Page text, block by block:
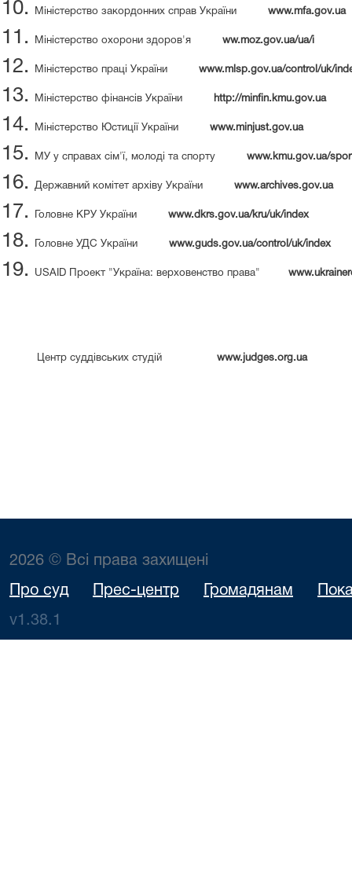
Міністерство закордонних справ України www.mfa.gov.ua
Міністерство охорони здоров'я ww.moz.gov.ua/ua/i
Міністерство праці України www.mlsp.gov.ua/control/uk/
Міністерство фінансів України http://minfin.kmu.gov.ua
Міністерство Юстиції України www.minjust.gov.ua
МУ у справах сім'ї, молоді та спорту www.kmu.gov.ua/
Державний комітет архіву України www.archives.gov.ua
Головне КРУ України www.dkrs.gov.ua/kru/uk/index
Головне УДС України www.guds.gov.ua/control/uk/index
USAID Проект "Україна: верховенство права"
Центр суддівських студій www.judges.org.ua
2026 © Всі права захищені
Про суд Прес-центр Громадянам
v1.38.1